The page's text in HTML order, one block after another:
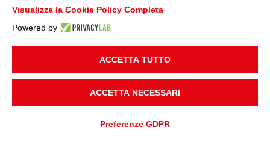
Quadrio Costruzioni s.p.a.
23017 Morbegno (SO)
P.IVA 00558440145
Quattro Febbraio S.a.p.a. di Maurizio Quadrio iscritta al Registro Imprese di Milano al n.
Visualizza la Cookie Policy Completa
Powered by
ACCETTA TUTTO
ACCETTA NECESSARI
Preferenze GDPR